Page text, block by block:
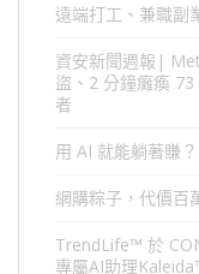
遠端打工、兼職副
資安新聞週報|
盜、2 分鐘癱瘓
者
用 AI 就能躺著賺
網購粽子，代價
TrendLife™ 於
專屬AI助理